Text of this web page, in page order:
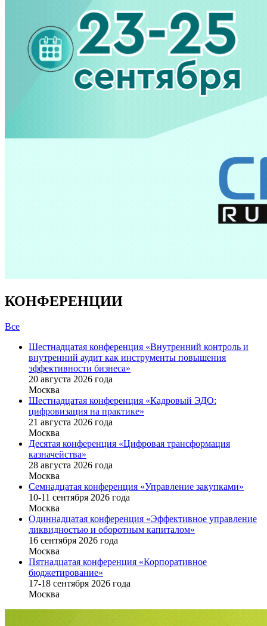
КОНФЕРЕНЦИИ
Все
Шестнадцатая конференция «Внутренний контроль и
внутренний аудит как инструменты повышения
эффективности бизнеса»
20 августа 2026 года
Москва
Шестнадцатая конференция «Кадровый ЭДО:
цифровизация на практике»
21 августа 2026 года
Москва
Десятая конференция «Цифровая трансформация
казначейства»
28 августа 2026 года
Москва
Семнадцатая конференция «Управление закупками»
10-11 сентября 2026 года
Москва
Одиннадцатая конференция «Эффективное управление
ликвидностью и оборотным капиталом»
16 cентября 2026 года
Москва
Пятнадцатая конференция «Корпоративное
бюджетирование»
17-18 сентября 2026 года
Москва